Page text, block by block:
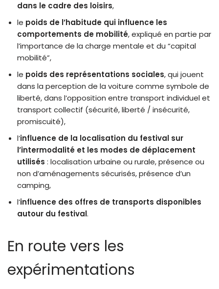
dans le cadre des loisirs,
le poids de l’habitude qui influence les
comportements de mobilité, expliqué en partie par
l’importance de la charge mentale et du “capital
mobilité”,
le poids des représentations sociales, qui jouent
dans la perception de la voiture comme symbole de
liberté, dans l’opposition entre transport individuel et
transport collectif (sécurité, liberté / insécurité,
promiscuité),
l’influence de la localisation du festival sur
l’intermodalité et les modes de déplacement
utilisés : localisation urbaine ou rurale, présence ou
non d’aménagements sécurisés, présence d’un
camping,
l’influence des offres de transports disponibles
autour du festival.
En route vers les
expérimentations